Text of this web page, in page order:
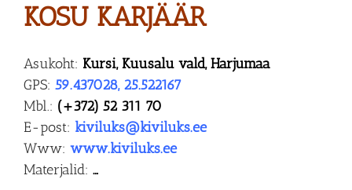
KOSU KARJÄÄR
Asukoht: Kursi, Kuusalu vald, Harjumaa
GPS: 59.437028, 25.522167
Mbl.: (+372) 52 311 70
E-post: kiviluks@kiviluks.ee
Www: www.kiviluks.ee
Materjalid: …